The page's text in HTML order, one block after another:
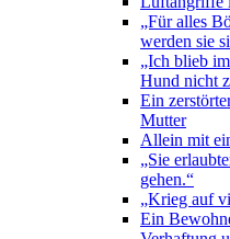
„Für alles
werden sie
„Ich blieb
Hund nicht
Ein
Mutter
Allein mit
„Sie
gehen.“
„Krieg auf
Ein